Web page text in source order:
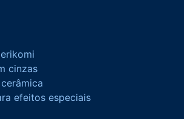
cinzas
efeitos especiais